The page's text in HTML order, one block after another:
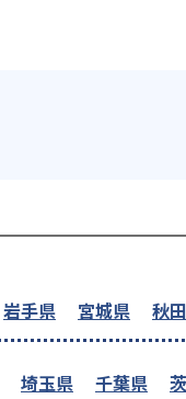
岩手県 宮城県 秋
埼玉県 千葉県